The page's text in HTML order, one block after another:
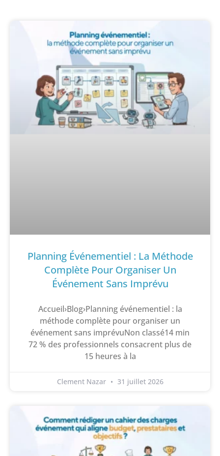
Planning Événementiel : La Méthode
Complète Pour Organiser Un
Événement Sans Imprévu
Accueil›Blog›Planning événementiel : la
méthode complète pour organiser un
événement sans imprévuNon classé14 min
72 % des professionnels consacrent plus de
15 heures à la
Clement Nazar 31 juillet 2026